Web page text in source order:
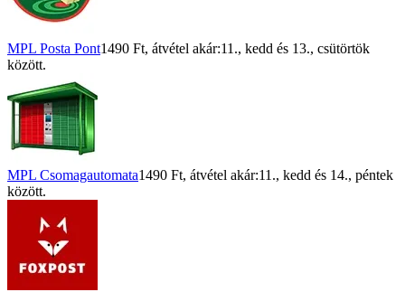
MPL Posta Pont1490 Ft, átvétel akár:11., kedd és 13., csütörtök
között.
MPL Csomagautomata1490 Ft, átvétel akár:11., kedd és 14., péntek
között.